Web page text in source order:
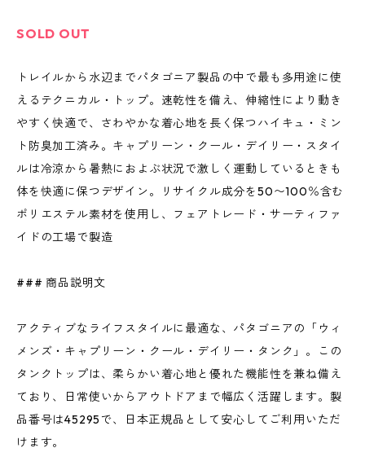
SOLD OUT
トレイルから水辺までパタゴニア製品の中で最も多用途に使
えるテクニカル・トップ。速乾性を備え、伸縮性により動き
やすく快適で、さわやかな着心地を長く保つハイキュ・ミン
ト防臭加工済み。キャプリーン・クール・デイリー・スタイ
ルは冷涼から暑熱におよぶ状況で激しく運動しているときも
体を快適に保つデザイン。リサイクル成分を50〜100％含む
ポリエステル素材を使用し、フェアトレード・サーティファ
イドの工場で製造
### 商品説明文
アクティブなライフスタイルに最適な、パタゴニアの「ウィ
メンズ・キャプリーン・クール・デイリー・タンク」。この
タンクトップは、柔らかい着心地と優れた機能性を兼ね備え
ており、日常使いからアウトドアまで幅広く活躍します。製
品番号は45295で、日本正規品として安心してご利用いただ
けます。